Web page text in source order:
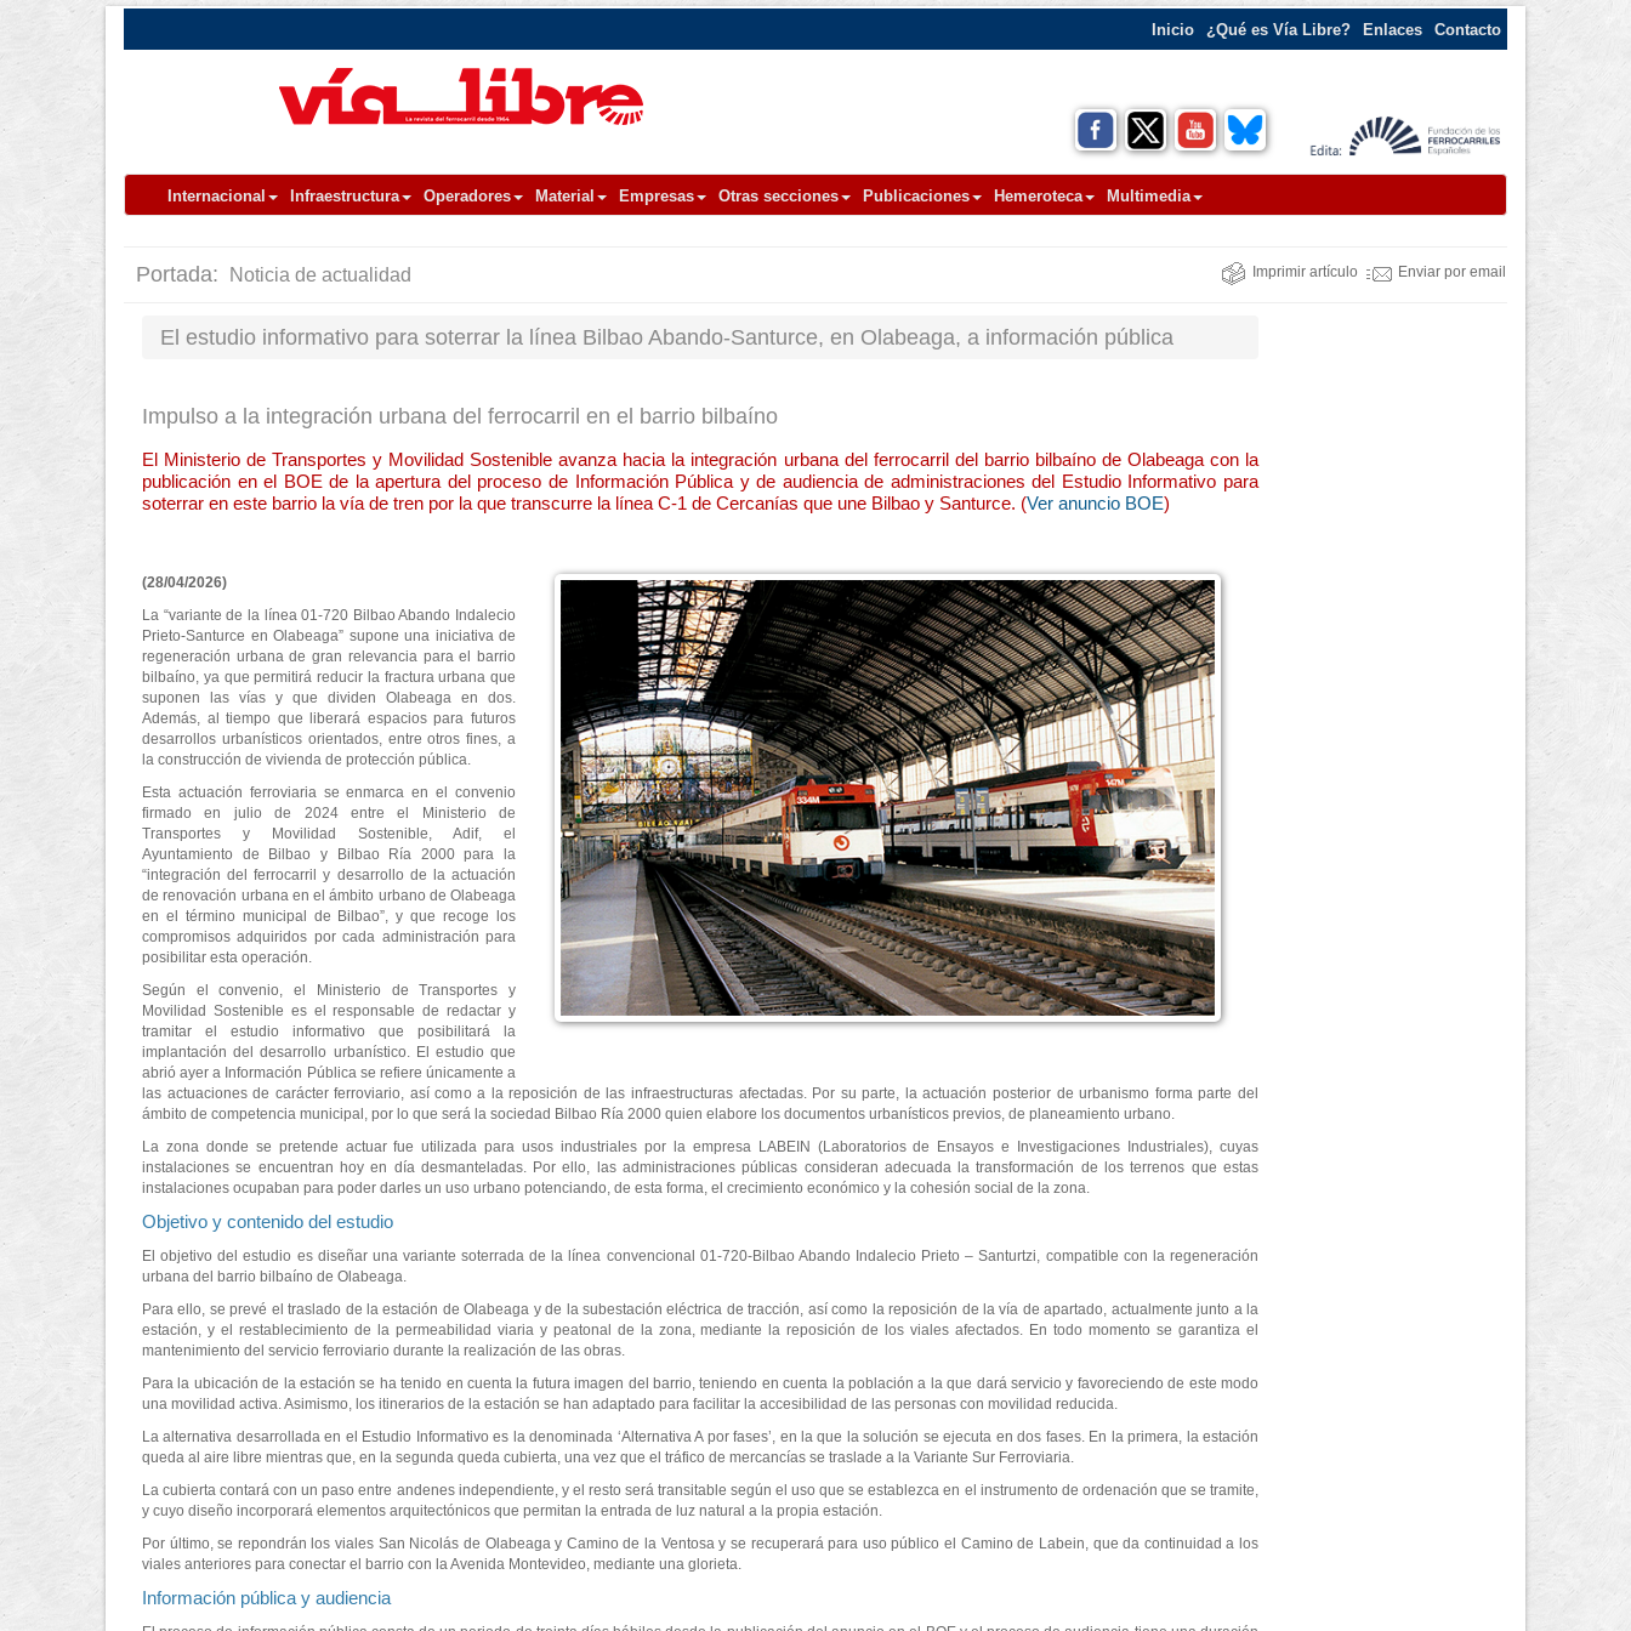
Inicio ¿Qué es Vía Libre? Enlaces Contacto
Internacional Infraestructura Operadores Material Empresas Otras secciones Publicaciones Hemeroteca Multimedia
Portada: Noticia de actualidad Imprimir artículo Enviar por email
El estudio informativo para soterrar la línea Bilbao Abando-Santurce, en Olabeaga, a información pública
Impulso a la integración urbana del ferrocarril en el barrio bilbaíno
El Ministerio de Transportes y Movilidad Sostenible avanza hacia la integración urbana del ferrocarril del barrio bilbaíno de Olabeaga con la
publicación en el BOE de la apertura del proceso de Información Pública y de audiencia de administraciones del Estudio Informativo para
soterrar en este barrio la vía de tren por la que transcurre la línea C-1 de Cercanías que une Bilbao y Santurce. (Ver anuncio BOE)
(28/04/2026)
La “variante de la línea 01-720 Bilbao Abando Indalecio
Prieto-Santurce en Olabeaga” supone una iniciativa de
regeneración urbana de gran relevancia para el barrio
bilbaíno, ya que permitirá reducir la fractura urbana que
suponen las vías y que dividen Olabeaga en dos.
Además, al tiempo que liberará espacios para futuros
desarrollos urbanísticos orientados, entre otros fines, a
la construcción de vivienda de protección pública.
Esta actuación ferroviaria se enmarca en el convenio
firmado en julio de 2024 entre el Ministerio de
Transportes y Movilidad Sostenible, Adif, el
Ayuntamiento de Bilbao y Bilbao Ría 2000 para la
“integración del ferrocarril y desarrollo de la actuación
de renovación urbana en el ámbito urbano de Olabeaga
en el término municipal de Bilbao”, y que recoge los
compromisos adquiridos por cada administración para
posibilitar esta operación.
Según el convenio, el Ministerio de Transportes y
Movilidad Sostenible es el responsable de redactar y
tramitar el estudio informativo que posibilitará la
implantación del desarrollo urbanístico. El estudio que
abrió ayer a Información Pública se refiere únicamente a
las actuaciones de carácter ferroviario, así como a la reposición de las infraestructuras afectadas. Por su parte, la actuación posterior de urbanismo forma parte del
ámbito de competencia municipal, por lo que será la sociedad Bilbao Ría 2000 quien elabore los documentos urbanísticos previos, de planeamiento urbano.
La zona donde se pretende actuar fue utilizada para usos industriales por la empresa LABEIN (Laboratorios de Ensayos e Investigaciones Industriales), cuyas
instalaciones se encuentran hoy en día desmanteladas. Por ello, las administraciones públicas consideran adecuada la transformación de los terrenos que estas
instalaciones ocupaban para poder darles un uso urbano potenciando, de esta forma, el crecimiento económico y la cohesión social de la zona.
Objetivo y contenido del estudio
El objetivo del estudio es diseñar una variante soterrada de la línea convencional 01-720-Bilbao Abando Indalecio Prieto – Santurtzi, compatible con la regeneración
urbana del barrio bilbaíno de Olabeaga.
Para ello, se prevé el traslado de la estación de Olabeaga y de la subestación eléctrica de tracción, así como la reposición de la vía de apartado, actualmente junto a la
estación, y el restablecimiento de la permeabilidad viaria y peatonal de la zona, mediante la reposición de los viales afectados. En todo momento se garantiza el
mantenimiento del servicio ferroviario durante la realización de las obras.
Para la ubicación de la estación se ha tenido en cuenta la futura imagen del barrio, teniendo en cuenta la población a la que dará servicio y favoreciendo de este modo
una movilidad activa. Asimismo, los itinerarios de la estación se han adaptado para facilitar la accesibilidad de las personas con movilidad reducida.
La alternativa desarrollada en el Estudio Informativo es la denominada ‘Alternativa A por fases’, en la que la solución se ejecuta en dos fases. En la primera, la estación
queda al aire libre mientras que, en la segunda queda cubierta, una vez que el tráfico de mercancías se traslade a la Variante Sur Ferroviaria.
La cubierta contará con un paso entre andenes independiente, y el resto será transitable según el uso que se establezca en el instrumento de ordenación que se tramite,
y cuyo diseño incorporará elementos arquitectónicos que permitan la entrada de luz natural a la propia estación.
Por último, se repondrán los viales San Nicolás de Olabeaga y Camino de la Ventosa y se recuperará para uso público el Camino de Labein, que da continuidad a los
viales anteriores para conectar el barrio con la Avenida Montevideo, mediante una glorieta.
Información pública y audiencia